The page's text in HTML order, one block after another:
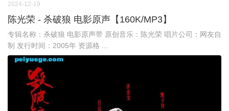
2024-12-19
陈光荣 - 杀破狼 电影原声【160K/MP3】
专辑名称：杀破狼 电影原声带 原创音乐：陈光荣 唱片公司：网友自
制 发行时间：2005年 资源格 ...